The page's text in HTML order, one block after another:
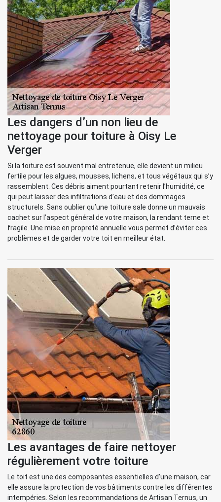
Les dangers d’un non lieu de
nettoyage pour toiture à Oisy Le
Verger
Si la toiture est souvent mal entretenue, elle devient un milieu
fertile pour les algues, mousses, lichens, et tous végétaux qui s’y
rassemblent. Ces débris aiment pourtant retenir l’humidité, ce
qui peut laisser des infiltrations d’eau et des dommages
structurels. Sans oublier qu’une toiture sale donne un mauvais
cachet sur l’aspect général de votre maison, la rendant terne et
fragile. Une mise en propreté annuelle vous permet d’éviter ces
problèmes et de garder votre toit en meilleur état.
Les avantages de faire nettoyer
régulièrement votre toiture
Le toit est une des composantes essentielles d'une maison, car
elle assure la protection de vos bâtiments contre les différentes
intempéries. Selon les recommandations de Artisan Ternus, un